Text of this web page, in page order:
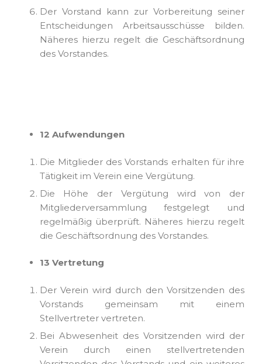
Der Vorstand kann zur Vorbereitung seiner
Entscheidungen Arbeitsausschüsse bilden.
Näheres hierzu regelt die Geschäftsordnung
des Vorstandes.
12 Aufwendungen
Die Mitglieder des Vorstands erhalten für ihre
Tätigkeit im Verein eine Vergütung.
Die Höhe der Vergütung wird von der
Mitgliederversammlung festgelegt und
regelmäßig überprüft. Näheres hierzu regelt
die Geschäftsordnung des Vorstandes.
13 Vertretung
Der Verein wird durch den Vorsitzenden des
Vorstands gemeinsam mit einem
Stellvertreter vertreten.
Bei Abwesenheit des Vorsitzenden wird der
Verein durch einen stellvertretenden